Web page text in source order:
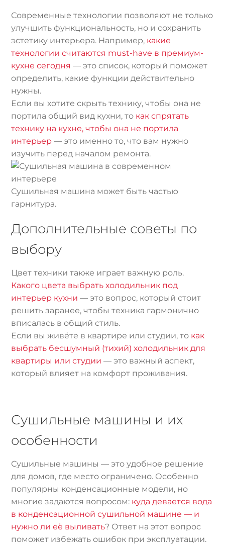
Современные технологии позволяют не только
улучшить функциональность, но и сохранить
эстетику интерьера. Например, какие
технологии считаются must-have в премиум-
кухне сегодня — это список, который поможет
определить, какие функции действительно
нужны.
Если вы хотите скрыть технику, чтобы она не
портила общий вид кухни, то как спрятать
технику на кухне, чтобы она не портила
интерьер — это именно то, что вам нужно
изучить перед началом ремонта.
Сушильная машина может быть частью
гарнитура.
Дополнительные советы по
выбору
Цвет техники также играет важную роль.
Какого цвета выбрать холодильник под
интерьер кухни — это вопрос, который стоит
решить заранее, чтобы техника гармонично
вписалась в общий стиль.
Если вы живёте в квартире или студии, то как
выбрать бесшумный (тихий) холодильник для
квартиры или студии — это важный аспект,
который влияет на комфорт проживания.
Сушильные машины и их
особенности
Сушильные машины — это удобное решение
для домов, где место ограничено. Особенно
популярны конденсационные модели, но
многие задаются вопросом: куда девается вода
в конденсационной сушильной машине — и
нужно ли её выливать? Ответ на этот вопрос
поможет избежать ошибок при эксплуатации.